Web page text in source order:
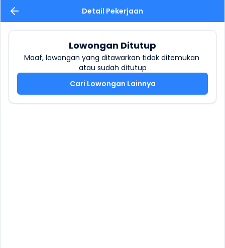
Detail Pekerjaan
Lowongan Ditutup
Maaf, lowongan yang ditawarkan tidak ditemukan
atau sudah ditutup
Cari Lowongan Lainnya